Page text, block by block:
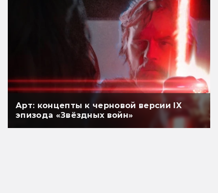
Арт: концепты к черновой версии IX
эпизода «Звёздных войн»